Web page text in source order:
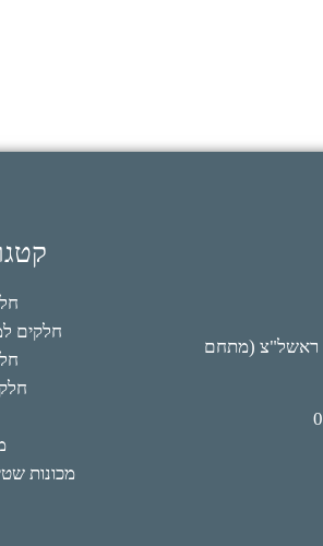
אברהם בומה שביט 1 ראשל"צ (מתחם
חלקים
מכונות